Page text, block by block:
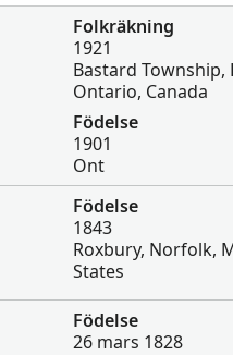
Folkräkning
1921
Bastard Township,
Ontario, Canada
Födelse
1901
Ont
Födelse
1843
Roxbury, Norfolk,
States
Födelse
26 mars 1828